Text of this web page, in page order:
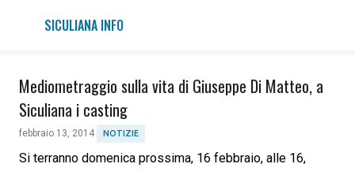
Passa ai contenuti principali
SICULIANA INFO
Mediometraggio sulla vita di Giuseppe Di Matteo, a
Siculiana i casting
febbraio 13, 2014 NOTIZIE
Si terranno domenica prossima, 16 febbraio, alle 16,